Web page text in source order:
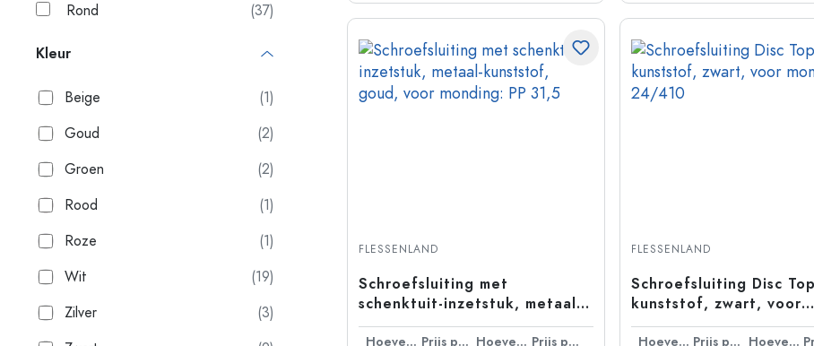
Rond
(37)
Kleur
Beige
(1)
Goud
(2)
Groen
(2)
Rood
(1)
Roze
(1)
Wit
(19)
Zilver
(3)
FLESSENLAND
Schroefsluiting met
schenktuit-inzetstuk, metaal-
kunststof, goud, voor
Hoeveelheid Prijs per eenheid Hoeveelheid
Prijs per eenheid
FLESSENLAND
Schroefsluiting Disc
kunststof, zwart, voor
monding: 24/410
Hoeveelheid Prijs per eenheid Hoeveelheid